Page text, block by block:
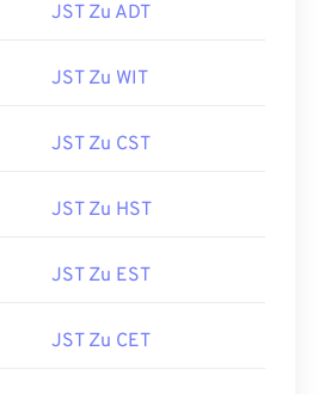
JST Zu ADT
JST Zu WIT
JST Zu CST
JST Zu HST
JST Zu EST
JST Zu CET